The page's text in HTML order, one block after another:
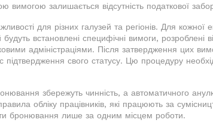
залишається відсутність податкової
для різних галузей та регіонів. Для кожної
встановлені специфічні вимоги, розроблені
адміністраціями. Після затвердження цих
підтвердження свого статусу. Цю процедуру
збережуть чинність, а автоматичного
обліку працівників, які працюють за
бронювання лише за одним місцем роботи.